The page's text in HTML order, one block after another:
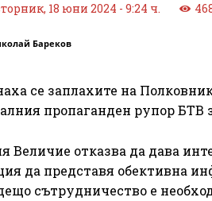
18 юни 2024 - 9:24 ч.
Бареков
се заплахите на
пропаганден рупор
Величие отказва да дава
да представя обективна
сътрудничество е